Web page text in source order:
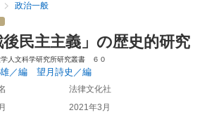
政治一般
後民主主義」の歴史的研究
学人文科学研究所研究叢書 ６０
／編 望月詩史／編
法律文化社
2021年3月